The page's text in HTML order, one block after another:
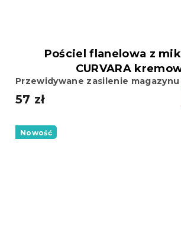
Pościel flanelowa z
CURVARA
Przewidywane zasilenie magazynu
57 zł
Nowość